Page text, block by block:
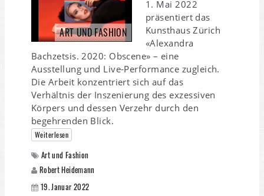
ART UND FASHION
1. Mai 2022
präsentiert das
Kunsthaus Zürich
«Alexandra
Bachzetsis. 2020: Obscene» – eine
Ausstellung und Live-Performance zugleich.
Die Arbeit konzentriert sich auf das
Verhältnis der Inszenierung des exzessiven
Körpers und dessen Verzehr durch den
begehrenden Blick.
Weiterlesen
Art und Fashion
Robert Heidemann
19. Januar 2022